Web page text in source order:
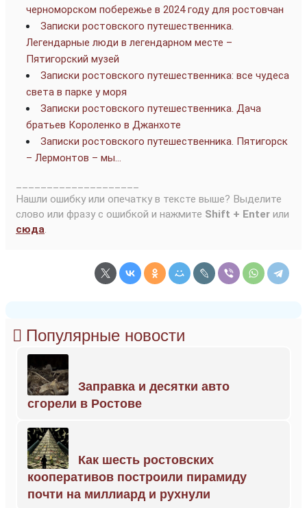
черноморском побережье в 2024 году для ростовчан
Записки ростовского путешественника.
Легендарные люди в легендарном месте –
Пятигорский музей
Записки ростовского путешественника: все чудеса
света в парке у моря
Записки ростовского путешественника. Дача
братьев Короленко в Джанхоте
Записки ростовского путешественника. Пятигорск
– Лермонтов – мы…
Нашли ошибку или опечатку в тексте выше? Выделите
слово или фразу с ошибкой и нажмите Shift + Enter или
сюда.
Популярные новости
Заправка и десятки авто
сгорели в Ростове
Как шесть ростовских
кооперативов построили пирамиду
почти на миллиард и рухнули